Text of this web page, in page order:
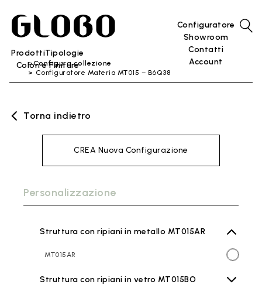
ProdottiTipologie
Colori e Finiture
Configuratore
Showroom
Contatti
Account
Configura collezione
Configuratore Materia MT015 – B6Q38
Torna indietro
CREA Nuova Configurazione
Personalizzazione
Struttura con ripiani in metallo MT015AR
MT015AR
Struttura con ripiani in vetro MT015BO